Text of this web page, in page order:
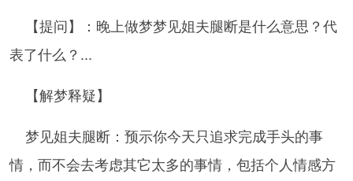
【提问】：晚上做梦梦见姐夫腿断是什么意思？代
表了什么？...
【解梦释疑】
梦见姐夫腿断：预示你今天只追求完成手头的事
情，而不会去考虑其它太多的事情，包括个人情感方